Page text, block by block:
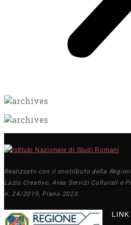
Realizzato con il contributo della
Lazio Creativo, Area Servizi Culturali e
n. 24/2019, Piano 2023.